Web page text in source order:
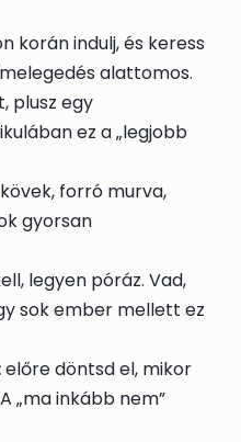
korán indulj, és keress
alattomos.
plusz egy
ez a „legjobb
forró murva,
gyorsan
legyen póráz. Vad,
sok ember mellett ez
előre döntsd el, mikor
„ma inkább nem”